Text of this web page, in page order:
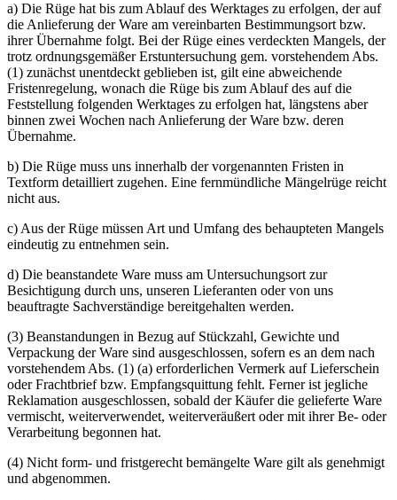
a) Die Rüge hat bis zum Ablauf des Werktages zu erfolgen, der auf
die Anlieferung der Ware am vereinbarten Bestimmungsort bzw.
ihrer Übernahme folgt. Bei der Rüge eines verdeckten Mangels, der
trotz ordnungsgemäßer Erstuntersuchung gem. vorstehendem Abs.
(1) zunächst unentdeckt geblieben ist, gilt eine abweichende
Fristenregelung, wonach die Rüge bis zum Ablauf des auf die
Feststellung folgenden Werktages zu erfolgen hat, längstens aber
binnen zwei Wochen nach Anlieferung der Ware bzw. deren
Übernahme.
b) Die Rüge muss uns innerhalb der vorgenannten Fristen in
Textform detailliert zugehen. Eine fernmündliche Mängelrüge reicht
nicht aus.
c) Aus der Rüge müssen Art und Umfang des behaupteten Mangels
eindeutig zu entnehmen sein.
d) Die beanstandete Ware muss am Untersuchungsort zur
Besichtigung durch uns, unseren Lieferanten oder von uns
beauftragte Sachverständige bereitgehalten werden.
(3) Beanstandungen in Bezug auf Stückzahl, Gewichte und
Verpackung der Ware sind ausgeschlossen, sofern es an dem nach
vorstehendem Abs. (1) (a) erforderlichen Vermerk auf Lieferschein
oder Frachtbrief bzw. Empfangsquittung fehlt. Ferner ist jegliche
Reklamation ausgeschlossen, sobald der Käufer die gelieferte Ware
vermischt, weiterverwendet, weiterveräußert oder mit ihrer Be- oder
Verarbeitung begonnen hat.
(4) Nicht form- und fristgerecht bemängelte Ware gilt als genehmigt
und abgenommen.